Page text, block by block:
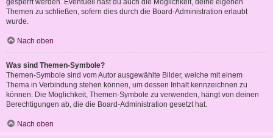
gesperrt werden. Eventuell hast du auch die Möglichkeit, deine eigenen
Themen zu schließen, sofern dies durch die Board-Administration erlaubt
wurde.
Nach oben
Was sind Themen-Symbole?
Themen-Symbole sind vom Autor ausgewählte Bilder, welche mit einem
Thema in Verbindung stehen können, um dessen Inhalt kennzeichnen zu
können. Die Möglichkeit, Themen-Symbole zu verwenden, hängt von deinen
Berechtigungen ab, die die Board-Administration gesetzt hat.
Nach oben